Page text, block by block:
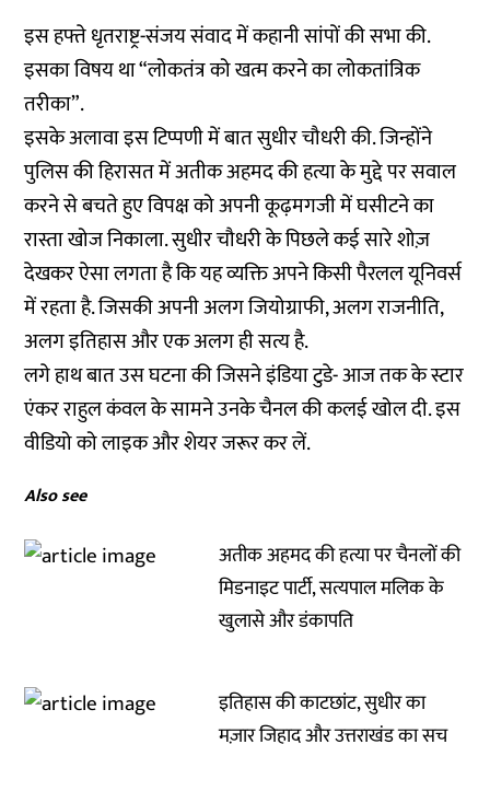
इस हफ्ते धृतराष्ट्र-संजय संवाद में कहानी सांपों की सभा की.
इसका विषय था “लोकतंत्र को खत्म करने का लोकतांत्रिक
तरीका”.
इसके अलावा इस टिप्पणी में बात सुधीर चौधरी की. जिन्होंने
पुलिस की हिरासत में अतीक अहमद की हत्या के मुद्दे पर सवाल
करने से बचते हुए विपक्ष को अपनी कूढ़मगजी में घसीटने का
रास्ता खोज निकाला. सुधीर चौधरी के पिछले कई सारे शोज़
देखकर ऐसा लगता है कि यह व्यक्ति अपने किसी पैरलल यूनिवर्स
में रहता है. जिसकी अपनी अलग जियोग्राफी, अलग राजनीति,
अलग इतिहास और एक अलग ही सत्य है.
लगे हाथ बात उस घटना की जिसने इंडिया टुडे- आज तक के स्टार
एंकर राहुल कंवल के सामने उनके चैनल की कलई खोल दी. इस
वीडियो को लाइक और शेयर जरूर कर लें.
Also see
अतीक अहमद की हत्या पर चैनलों की
मिडनाइट पार्टी, सत्यपाल मलिक के
खुलासे और डंकापति
इतिहास की काटछांट, सुधीर का
मज़ार जिहाद और उत्तराखंड का सच